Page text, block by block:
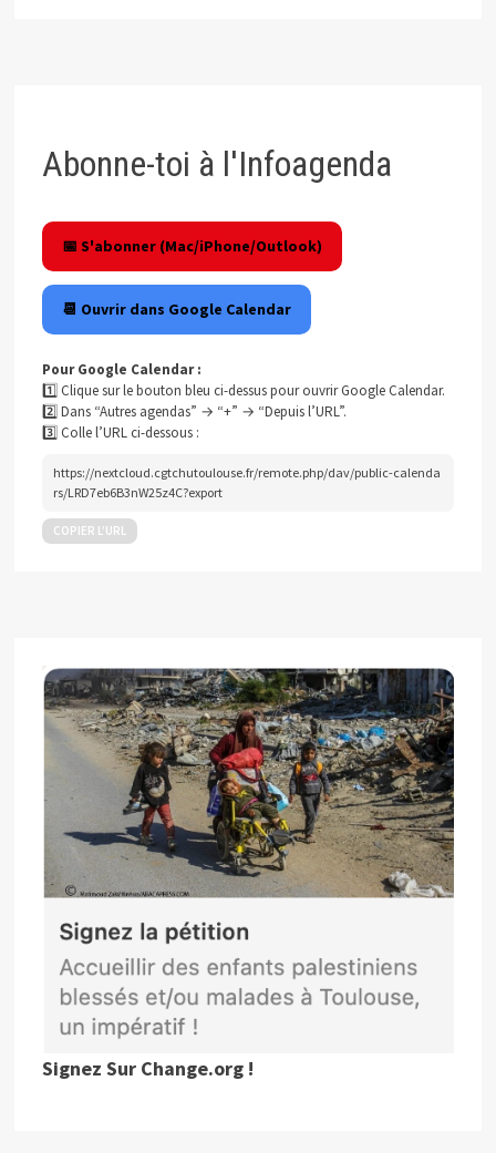
Abonne-toi à l'Infoagenda
📅 S'abonner (Mac/iPhone/Outlook)
📆 Ouvrir dans Google Calendar
Pour Google Calendar :
1️⃣ Clique sur le bouton bleu ci-dessus pour ouvrir Google Calendar.
2️⃣ Dans “Autres agendas” → “+” → “Depuis l’URL”.
3️⃣ Colle l’URL ci-dessous :
https://nextcloud.cgtchutoulouse.fr/remote.php/dav/public-calenda
rs/LRD7eb6B3nW25z4C?export
COPIER L’URL
Signez Sur Change.org !